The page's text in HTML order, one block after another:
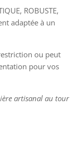
ROBUSTE,
adaptée à un
ou peut
pour vos
artisanal au tour